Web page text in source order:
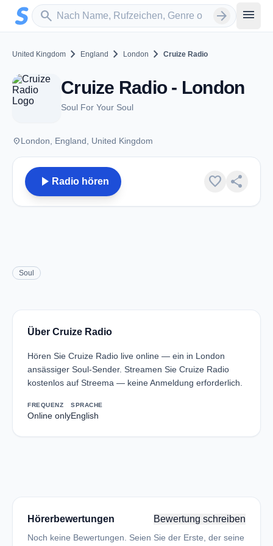
Zum Hauptinhalt springen
search
Sender suchen arrow_forward menu
United Kingdom chevron_right England chevron_right London chevron_right Cruize Radio
Cruize Radio - London
Soul For Your Soul
placeLondon, England, United Kingdom
play_arrow Radio hören favorite share
Soul
Über Cruize Radio
Hören Sie Cruize Radio live online — ein in London
ansässiger Soul-Sender. Streamen Sie Cruize Radio
kostenlos auf Streema — keine Anmeldung erforderlich.
FREQUENZ
Online only
SPRACHE
English
Hörerbewertungen Bewertung schreiben
Noch keine Bewertungen. Seien Sie der Erste, der seine